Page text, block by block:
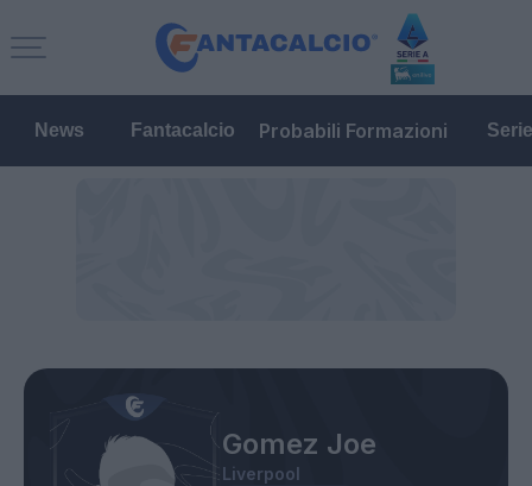
News Fantacalcio Probabili Formazioni
Gomez Joe
Liverpool